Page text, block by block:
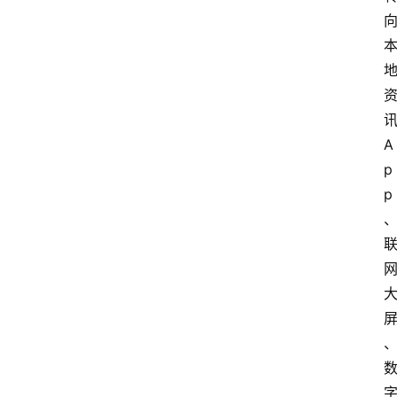
向
本
地
资
讯
A
p
p
、
联
网
大
屏
、
数
字